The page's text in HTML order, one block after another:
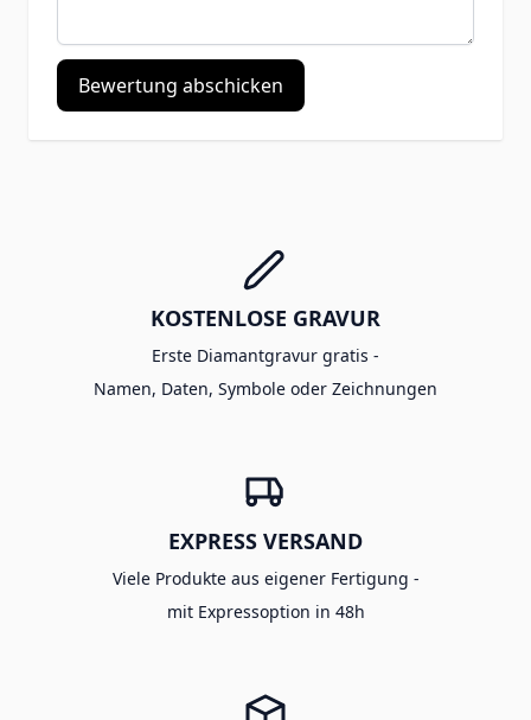
Bewertung abschicken
KOSTENLOSE GRAVUR
Erste Diamantgravur gratis -
Namen, Daten, Symbole oder Zeichnungen
EXPRESS VERSAND
Viele Produkte aus eigener Fertigung -
mit Expressoption in 48h